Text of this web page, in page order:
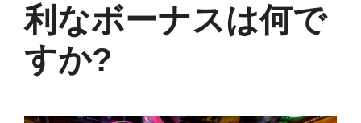
利なボーナスは何で
すか?